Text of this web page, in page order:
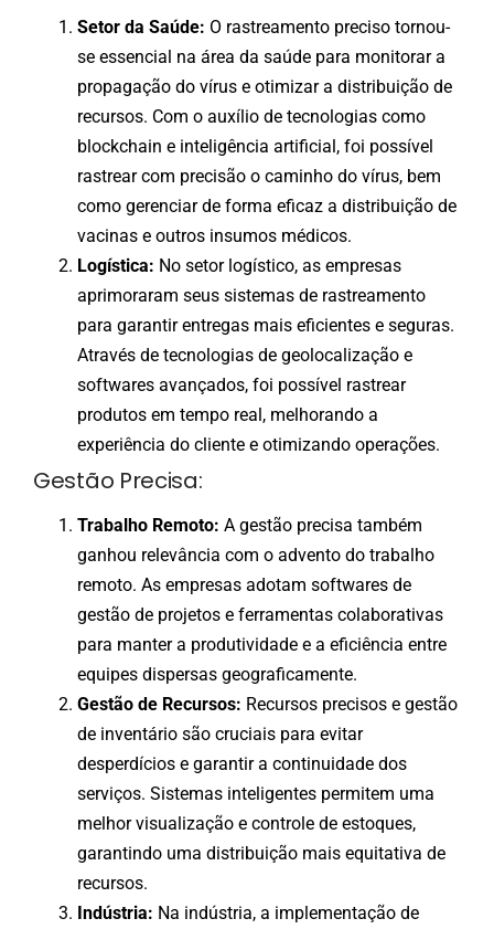
Setor da Saúde: O rastreamento preciso tornou-
se essencial na área da saúde para monitorar a
propagação do vírus e otimizar a distribuição de
recursos. Com o auxílio de tecnologias como
blockchain e inteligência artificial, foi possível
rastrear com precisão o caminho do vírus, bem
como gerenciar de forma eficaz a distribuição de
vacinas e outros insumos médicos.
Logística: No setor logístico, as empresas
aprimoraram seus sistemas de rastreamento
para garantir entregas mais eficientes e seguras.
Através de tecnologias de geolocalização e
softwares avançados, foi possível rastrear
produtos em tempo real, melhorando a
experiência do cliente e otimizando operações.
Gestão Precisa:
Trabalho Remoto: A gestão precisa também
ganhou relevância com o advento do trabalho
remoto. As empresas adotam softwares de
gestão de projetos e ferramentas colaborativas
para manter a produtividade e a eficiência entre
equipes dispersas geograficamente.
Gestão de Recursos: Recursos precisos e gestão
de inventário são cruciais para evitar
desperdícios e garantir a continuidade dos
serviços. Sistemas inteligentes permitem uma
melhor visualização e controle de estoques,
garantindo uma distribuição mais equitativa de
recursos.
Indústria: Na indústria, a implementação de